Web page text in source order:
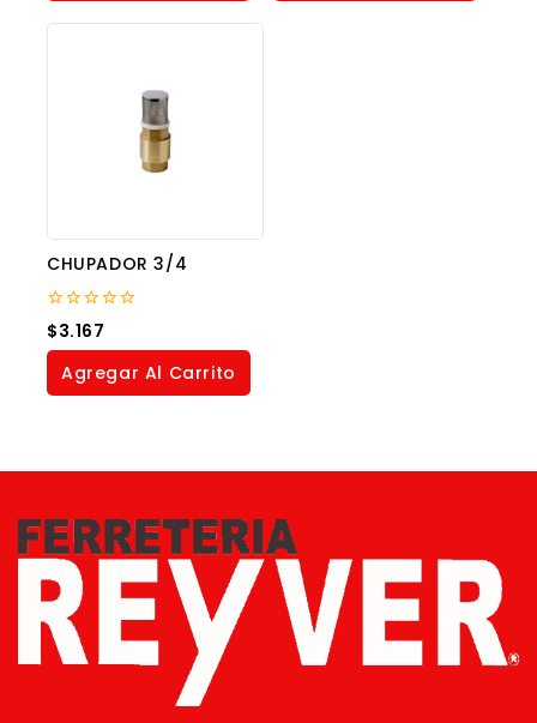
CHUPADOR 3/4
0
out
of
$3.167
Agregar Al Carrito